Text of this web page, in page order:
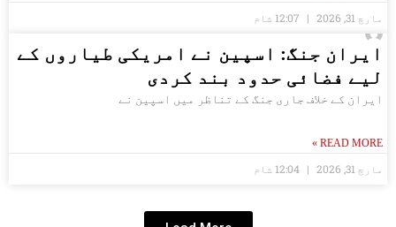
مارچ 31, 2026
ایران جنگ: اسپین نے امریکی طیاروں کے
لیے فضائی حدود بند کردی
ایران کے خلاف جاری جنگ کے تناظر میں اسپین نے
READ MORE »
مارچ 31, 2026